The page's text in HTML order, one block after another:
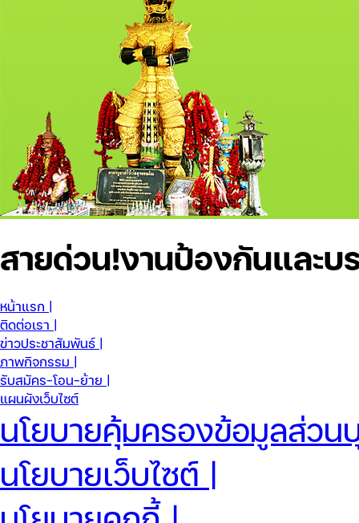
สายด่วน!งานป้องกันและบ
หน้าแรก |
ติดต่อเรา |
ข่าวประชาสัมพันธ์ |
ภาพกิจกรรม |
รับสมัคร-โอน-ย้าย |
แผนผังเว็บไซต์
นโยบายคุ้มครองข้อมูลส่วน
นโยบายเว็บไซต์ |